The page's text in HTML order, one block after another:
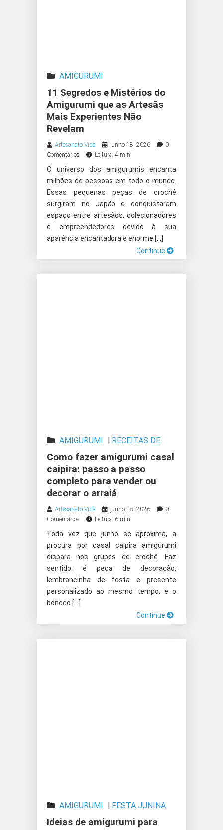
AMIGURUMI
11 Segredos e Mistérios do
Amigurumi que as Artesãs
Mais Experientes Não
Revelam
Artesanato Vida junho 18, 2026
0
Comentários
Leitura: 4 min
O universo dos amigurumis encanta
milhões de pessoas em todo o mundo.
Essas pequenas peças de crochê
surgiram no Japão e conquistaram
espaço entre artesãos, colecionadores
e empreendedores devido à sua
aparência encantadora e enorme […]
Continue
AMIGURUMI | RECEITAS DE
AMIGURUMI
Como fazer amigurumi casal
caipira: passo a passo
completo para vender ou
decorar o arraiá
Artesanato Vida junho 18, 2026
0
Comentários
Leitura: 6 min
Toda vez que junho se aproxima, a
procura por casal caipira amigurumi
dispara nos grupos de crochê. Faz
sentido: é peça de decoração,
lembrancinha de festa e presente
personalizado ao mesmo tempo, e o
boneco […]
Continue
AMIGURUMI | FESTA JUNINA
Ideias de amigurumi para